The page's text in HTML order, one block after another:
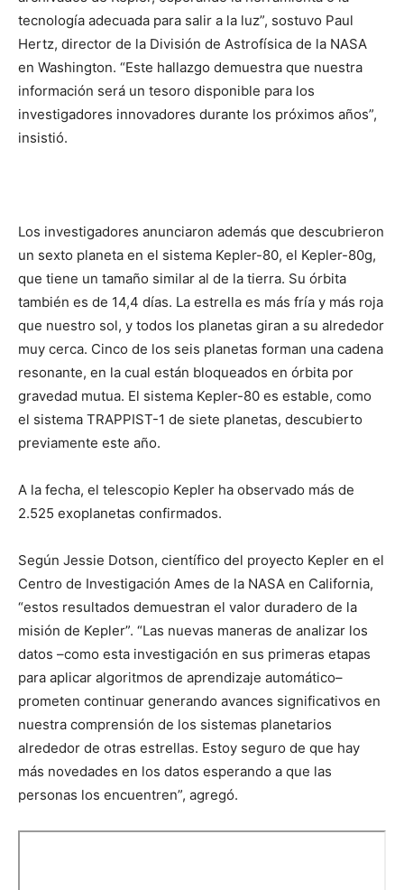
tecnología adecuada para salir a la luz”, sostuvo Paul
Hertz, director de la División de Astrofísica de la NASA
en Washington. “Este hallazgo demuestra que nuestra
información será un tesoro disponible para los
investigadores innovadores durante los próximos años”,
insistió.
Los investigadores anunciaron además que descubrieron
un sexto planeta en el sistema Kepler-80, el Kepler-80g,
que tiene un tamaño similar al de la tierra. Su órbita
también es de 14,4 días. La estrella es más fría y más roja
que nuestro sol, y todos los planetas giran a su alrededor
muy cerca. Cinco de los seis planetas forman una cadena
resonante, en la cual están bloqueados en órbita por
gravedad mutua. El sistema Kepler-80 es estable, como
el sistema TRAPPIST-1 de siete planetas, descubierto
previamente este año.
A la fecha, el telescopio Kepler ha observado más de
2.525 exoplanetas confirmados.
Según Jessie Dotson, científico del proyecto Kepler en el
Centro de Investigación Ames de la NASA en California,
“estos resultados demuestran el valor duradero de la
misión de Kepler”. “Las nuevas maneras de analizar los
datos –como esta investigación en sus primeras etapas
para aplicar algoritmos de aprendizaje automático–
prometen continuar generando avances significativos en
nuestra comprensión de los sistemas planetarios
alrededor de otras estrellas. Estoy seguro de que hay
más novedades en los datos esperando a que las
personas los encuentren”, agregó.